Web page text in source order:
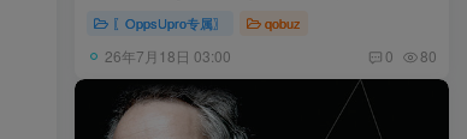
〖OppsUpro专属〗 qobuz
26年7月18日 03:00 0 80